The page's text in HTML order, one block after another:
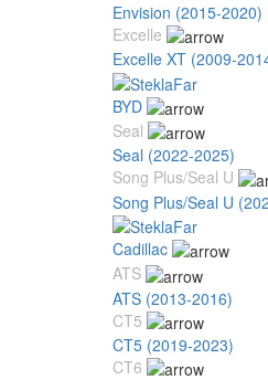
Envision (2015-2020)
Excelle
Excelle XT (2009-
BYD
Seal
Seal (2022-2025)
Song Plus/Seal U
Song Plus/Seal U
Cadillac
ATS
ATS (2013-2016)
CT5
CT5 (2019-2023)
CT6